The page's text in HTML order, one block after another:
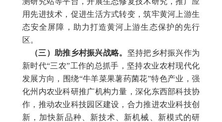
用先进技术，促进生活方式转变，筑牢黄河上游生
态安全屏障，助力打造黄河上游生态保护的先行
区。
（三）助推乡村振兴战略。 坚持把乡村振兴作为
新时代“三农”工作的总抓手，坚持农业农村现代化
发展方向，围绕“牛羊菜果薯药菌花”特色产业，强
化州内农业科研推广机构力量，深化东西部科技协
作，推动农业科技园区建设，合力推进农业科技创
新，加快新品种、新技术、新机械、新模式的研